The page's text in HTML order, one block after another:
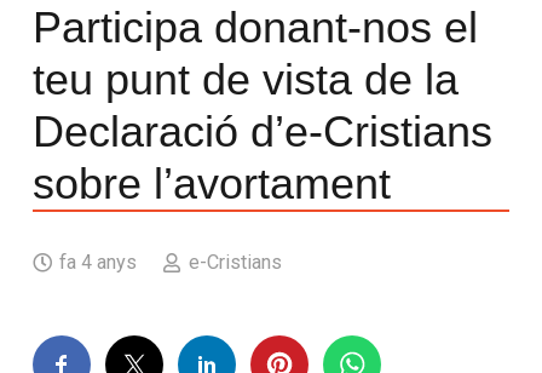
Participa donant-nos el
teu punt de vista de la
Declaració d’e-Cristians
sobre l’avortament
fa 4 anys e-Cristians